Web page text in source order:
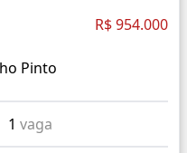
R$ 954.000
Pinto
1vaga